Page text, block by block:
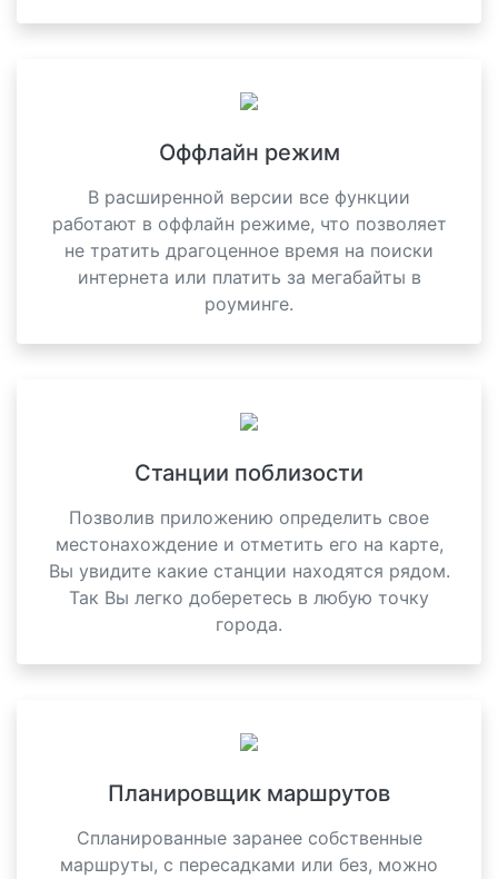
Оффлайн режим
В расширенной версии все функции
работают в оффлайн режиме, что позволяет
не тратить драгоценное время на поиски
интернета или платить за мегабайты в
роуминге.
Станции поблизости
Позволив приложению определить свое
местонахождение и отметить его на карте,
Вы увидите какие станции находятся рядом.
Так Вы легко доберетесь в любую точку
города.
Планировщик маршрутов
Спланированные заранее собственные
маршруты, с пересадками или без, можно